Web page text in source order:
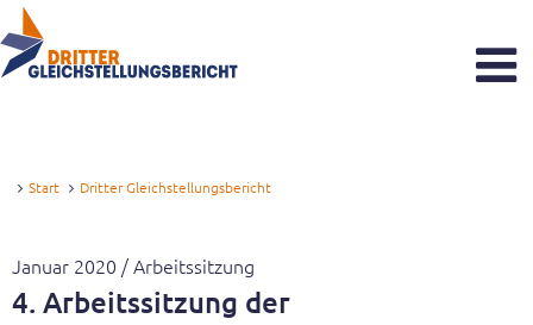
Was sind Gleichstellungsberichte?
Aktuelles
Start Dritter Gleichstellungsbericht
Januar 2020 / Arbeitssitzung
4. Arbeitssitzung der